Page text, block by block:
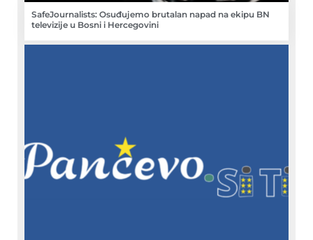
SafeJournalists: Osuđujemo brutalan napad na ekipu BN
televizije u Bosni i Hercegovini